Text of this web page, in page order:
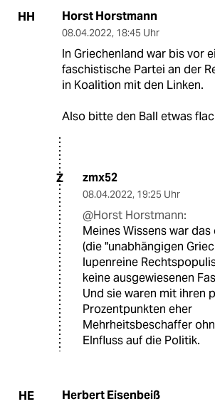
HH Horst Horstmann
08.04.2022, 18:45 Uhr
In Griechenland war bis vor
faschistische Partei an der
in Koalition mit den Linken.
Also bitte den Ball etwas
Z zmx52
08.04.2022, 19:25 Uhr
@Horst Horstmann:
Meines Wissens war das
(die "unabhängigen
lupenreine
keine ausgewiesenen
Und sie waren mit ihren
Prozentpunkten eher
Mehrheitsbeschaffer
EInfluss auf die Politik.
HE Herbert Eisenbeiß